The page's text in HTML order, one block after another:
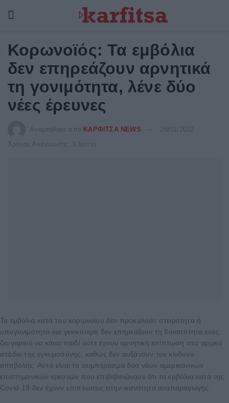
Κορωνοϊός: Τα εμβόλια
δεν επηρεάζουν αρνητικά
τη γονιμότητα, λένε δύο
νέες έρευνες
Αναρτήθηκε από ΚΑΡΦΙΤΣΑ NEWS
26/01/2022
Χρόνος Ανάγνωσης: 1 λεπτό
Τα εμβόλια κατά του κορωνοϊού δεν προκαλούν στειρότητα ή
υπογονιμότητα και γενικότερα δεν επηρεάζουν τη δυνατότητα ενός
ζευγαριού να κάνει παιδί ούτε έχουν αρνητική επίπτωση στο αρχικό
στάδιο της εγκυμοσύνης, καθώς δεν αυξάνουν τον κίνδυνο
αποβολής. Αυτό είναι το συμπέρασμα δύο νέων αμερικανικών
επιστημονικών ερευνών που επιβεβαιώνουν ότι τα εμβόλια κατά της
Covid-19 δεν έχουν επιπτώσεις στην ικανότητα αναπαραγωγής.